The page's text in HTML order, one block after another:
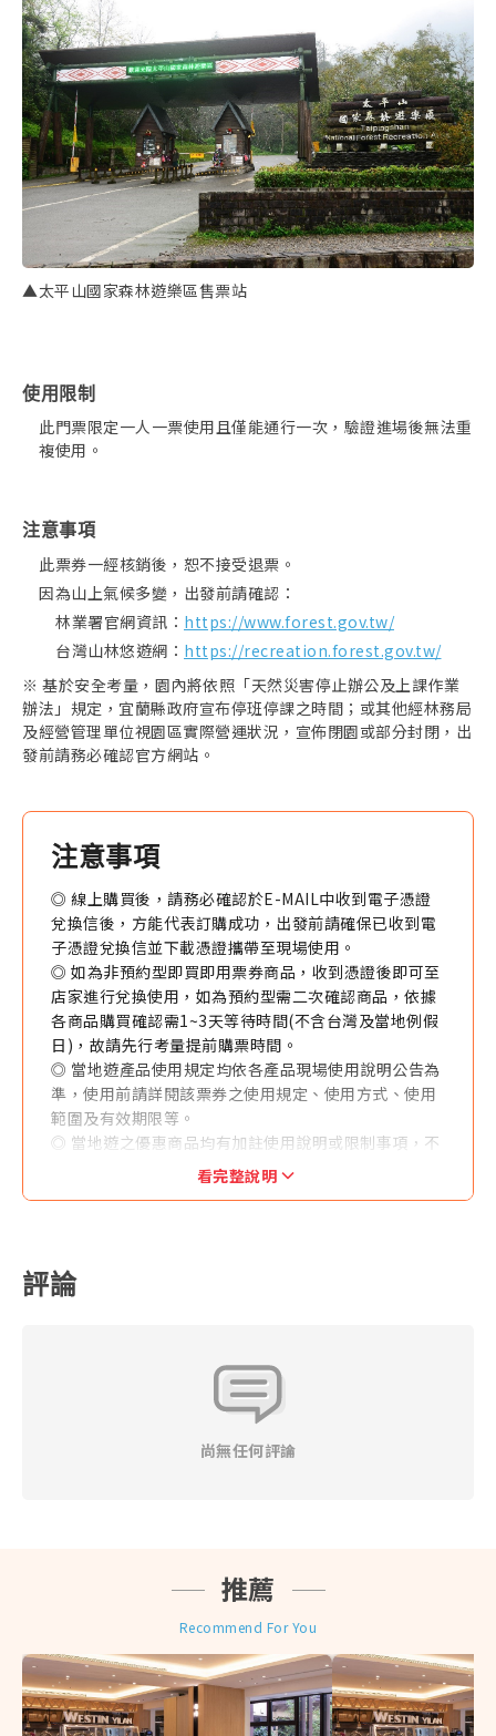
▲太平山國家森林遊樂區售票站
使用限制
此門票限定一人一票使用且僅能通行一次，驗證進場後無法重
複使用。
注意事項
此票券一經核銷後，恕不接受退票。
因為山上氣候多變，出發前請確認：
林業署官網資訊： https://www.forest.gov.tw/
台灣山林悠遊網： https://recreation.forest.gov.tw/
※ 基於安全考量，園內將依照「天然災害停止辦公及上課作業
辦法」規定，宜蘭縣政府宣布停班停課之時間；或其他經林務局
及經營管理單位視園區實際營運狀況，宣佈閉園或部分封閉，出
發前請務必確認官方網站。
注意事項
◎ 線上購買後，請務必確認於E-MAIL中收到電子憑證
兌換信後，方能代表訂購成功，出發前請確保已收到電
子憑證兌換信並下載憑證攜帶至現場使用。
◎ 如為非預約型即買即用票券商品，收到憑證後即可至
店家進行兌換使用，如為預約型需二次確認商品，依據
各商品購買確認需1~3天等待時間(不含台灣及當地例假
日)，故請先行考量提前購票時間。
◎ 當地遊產品使用規定均依各產品現場使用說明公告為
準，使用前請詳閱該票券之使用規定、使用方式、使用
範圍及有效期限等。
◎ 當地遊之優惠商品均有加註使用說明或限制事項，不
得與其他優惠方案同時併用。
◎ 每筆訂購（以訂單編號為準）限發送一個聯絡人E-
◎ 本產品售價均為優惠售價。如各供應商於官網有不定
◎ 當地遊產品一經售出，指定日期或有標示使用效期產
品不得退換、改票，如無使用期限之產品依其退改規定
辦理之，且需憑原始購買憑證 （本網當初開立之旅行業
◎ 訂購本網商品須遵守本公司會員規定，不得轉售或以
的公平使用原則（FUP）系指：為了維護網路連線品質
及公平使用原則，世界各國的電信公司有時會針對短時
間內，使用極大網路流量之用戶進行流量管制，可能導
致無法上網或上網速度變慢。 (實際降速與否請依各產
品敘述為主)
◎ 建議您可視自身狀況自行決定是否投保個人旅遊平安
險，為您的旅程多一份保障。
看完整說明
評論
尚無任何評論
推薦
Recommend For You